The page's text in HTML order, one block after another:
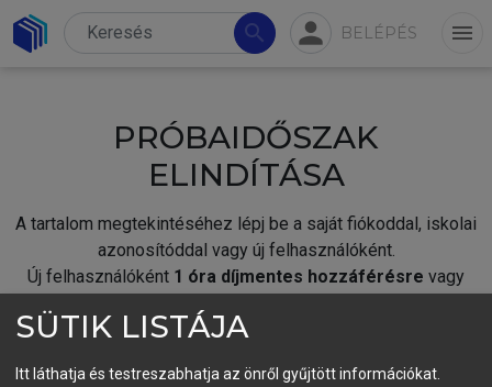
search person BELÉPÉS menu
PRÓBAIDŐSZAK
ELINDÍTÁSA
A tartalom megtekintéséhez lépj be a saját fiókoddal, iskolai
azonosítóddal vagy új felhasználóként.
Új felhasználóként 1 óra díjmentes hozzáférésre vagy
fiókoddal,vagy hozz létre új fiókot.
SÜTIK LISTÁJA
Itt láthatja és testreszabhatja az önről gyűjtött információkat.